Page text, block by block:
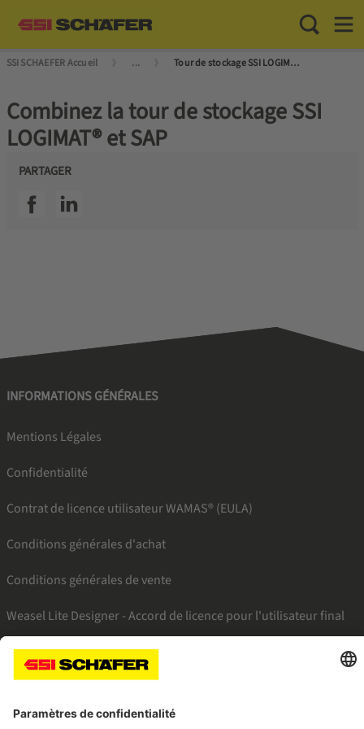
Toggle
SSI SCHAEFER Accueil ... Tour de stockage SSI LOGIMAT® : efficace, compact, fiable
Combinez la tour de stockage SSI
LOGIMAT® et SAP
PARTAGER
SSI facebookSSI linkedin
INFORMATIONS GÉNÉRALES
Mentions Légales
Confidentialité
Contrat de licence utilisateur WAMAS® (EULA)
Conditions générales d'achat
Conditions générales de vente
Weasel Lite Designer - Accord de licence pour l'utilisateur final
SSI facebookSSI youtubeSSI linkedin